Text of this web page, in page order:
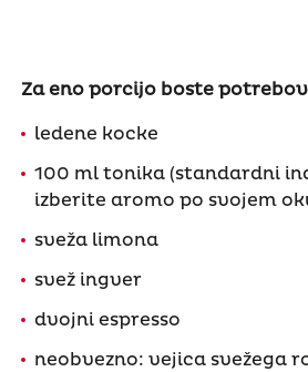
Za eno porcijo boste
ledene kocke
100 ml tonika (standardni
izberite aromo po svojem
sveža limona
svež ingver
dvojni espresso
neobvezno: vejica svežega